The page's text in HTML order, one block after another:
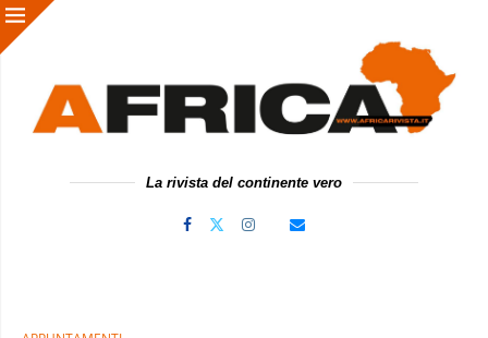
La rivista del continente vero